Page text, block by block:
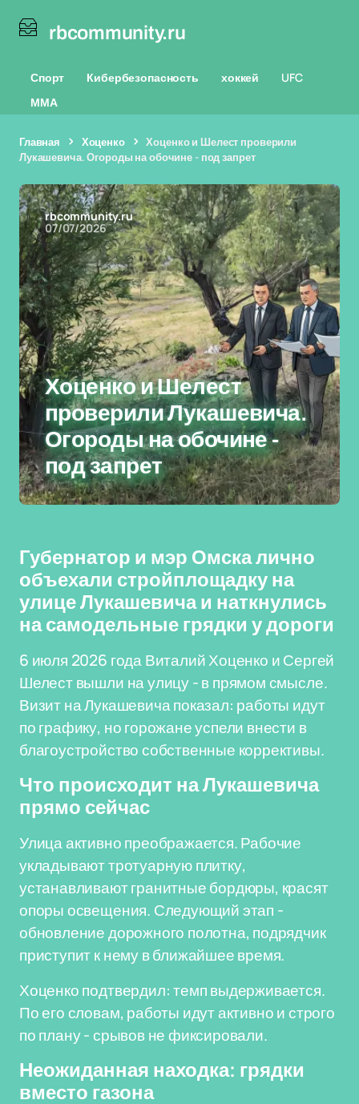
rbcommunity.ru
Спорт Кибербезопасность хоккей
UFC
ММА
Главная Хоценко
Хоценко и Шелест проверили
Лукашевича. Огороды на обочине - под запрет
rbcommunity.ru
07/07/2026
Хоценко и Шелест
проверили Лукашевича.
Огороды на обочине -
под запрет
Губернатор и мэр Омска лично
объехали стройплощадку на
улице Лукашевича и наткнулись
на самодельные грядки у дороги
6 июля 2026 года Виталий Хоценко и Сергей
Шелест вышли на улицу - в прямом смысле.
Визит на Лукашевича показал: работы идут
по графику, но горожане успели внести в
благоустройство собственные коррективы.
Что происходит на Лукашевича
прямо сейчас
Улица активно преображается. Рабочие
укладывают тротуарную плитку,
устанавливают гранитные бордюры, красят
опоры освещения. Следующий этап -
обновление дорожного полотна, подрядчик
приступит к нему в ближайшее время.
Хоценко подтвердил: темп выдерживается.
По его словам, работы идут активно и строго
по плану - срывов не фиксировали.
Неожиданная находка: грядки
вместо газона